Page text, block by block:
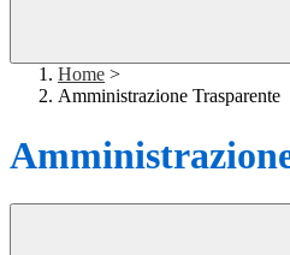
Home >
Amministrazione Trasparente